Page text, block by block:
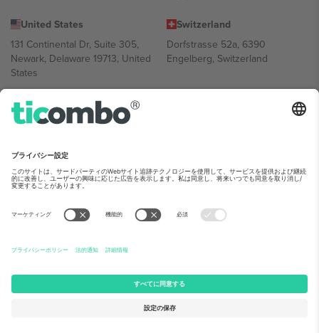
United States
131 Continental Dr, Suite 305,
Newark, Delaware 19713, United
States
Switzerland
Dorfstrasse 52a, 6390
Engelberg, Switzerland
Bulgaria
Regus Sofia City West, bul
Bulgaria
Mexico
Av Chapultepec 360, Roma
Norte, Cuauhtémoc, 06700
Mexico
Platform provider legal entity might vary depending on location,
event and/or domain.詳細は各イベントページをご確認ください。,
© 2026 Ticombo. 無断転載を禁じます.